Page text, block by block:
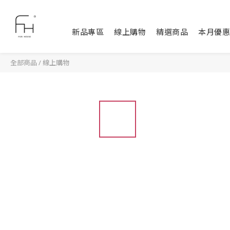
新品專區 線上購物 精選商品 本月優
全部商品 / 線上購物